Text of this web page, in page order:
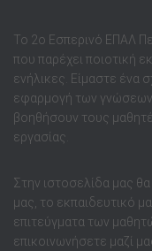
Το 2ο Εσπερινό ΕΠΑΛ
που παρέχει ποιοτική
ενήλικες. Είμαστε ένα
εφαρμογή των γνώσεων
βοηθήσουν τους
εργασίας.
Στην ιστοσελίδα μας
μας, το εκπαιδευτικό
επιτεύγματα των
επικοινωνήσετε μαζί